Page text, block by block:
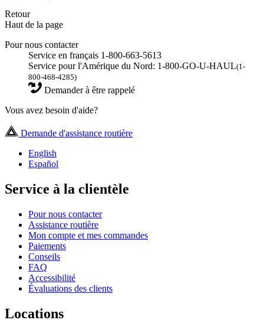
Retour
Haut de la page
Pour nous contacter
Service en français 1-800-663-5613
Service pour l'Amérique du Nord: 1-800-GO-U-HAUL(1-
800-468-4285)
Demander à être rappelé
Vous avez besoin d'aide?
Demande d'assistance routière
English
Español
Service à la clientèle
Pour nous contacter
Assistance routière
Mon compte et mes commandes
Paiements
Conseils
FAQ
Accessibilité
Évaluations des clients
Locations